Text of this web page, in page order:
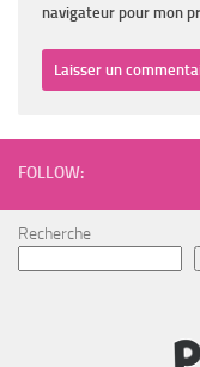
navigateur pour mon
FOLLOW:
Recherche